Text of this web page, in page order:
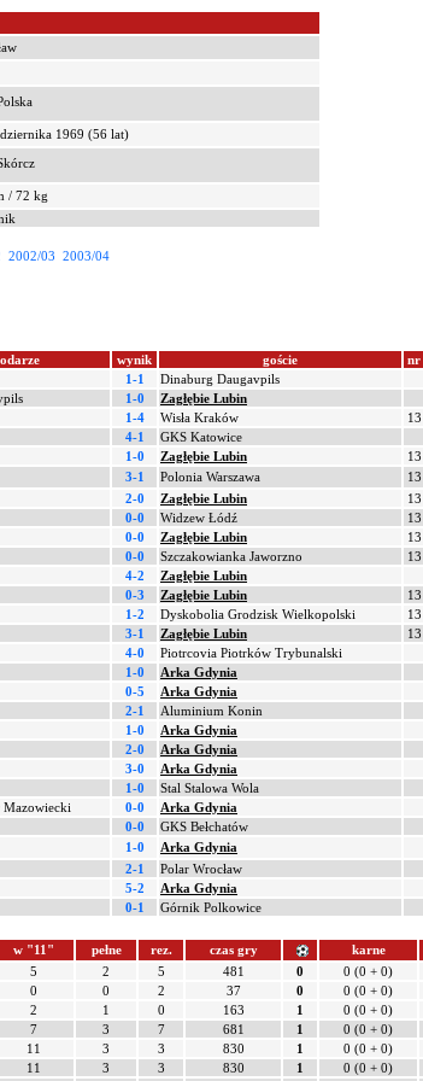
1969 (56 lat)
/ 72 kg
2002/03 2003/04
wynik goście nr
1-1 Dinaburg Daugavpils
1-0 Zagłębie Lubin
1-4 Wisła Kraków 13
4-1 GKS Katowice
1-0 Zagłębie Lubin 13
3-1 Polonia Warszawa 13
2-0 Zagłębie Lubin 13
0-0 Widzew Łódź 13
0-0 Zagłębie Lubin 13
0-0 Szczakowianka Jaworzno 13
4-2 Zagłębie Lubin
0-3 Zagłębie Lubin 13
1-2 Dyskobolia Grodzisk Wielkopolski 13
3-1 Zagłębie Lubin 13
4-0 Piotrcovia Piotrków Trybunalski
1-0 Arka Gdynia
0-5 Arka Gdynia
2-1 Aluminium Konin
1-0 Arka Gdynia
2-0 Arka Gdynia
3-0 Arka Gdynia
1-0 Stal Stalowa Wola
0-0 Arka Gdynia
0-0 GKS Bełchatów
1-0 Arka Gdynia
2-1 Polar Wrocław
5-2 Arka Gdynia
0-1 Górnik Polkowice
w "11" pełne rez. czas gry karne
5 2 5 481 0 0 (0 + 0)
0 0 2 37 0 0 (0 + 0)
2 1 0 163 1 0 (0 + 0)
7 3 7 681 1 0 (0 + 0)
11 3 3 830 1 0 (0 + 0)
11 3 3 830 1 0 (0 + 0)